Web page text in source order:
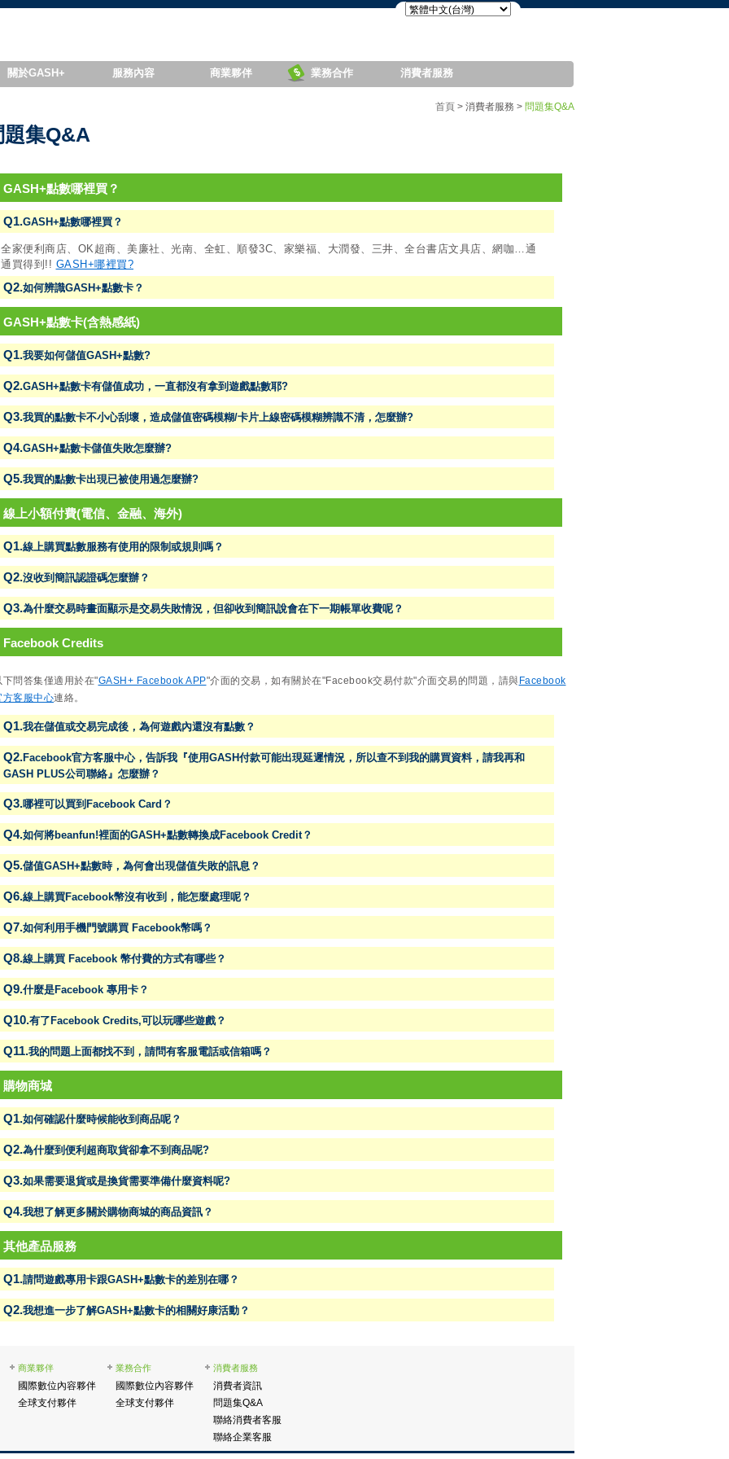
關於GASH+ 服務內容 商業夥伴 業務合作 消費者服務
首頁 > 消費者服務 > 問題集Q&A
題集Q&A
GASH+點數哪裡買？
Q1.GASH+點數哪裡買？
全家便利商店、OK超商、美廉社、光南、全虹、順發3C、家樂福、大潤發、三井、全台書店文具店、網咖…通
通買得到!! GASH+哪裡買?
Q2.如何辨識GASH+點數卡？
GASH+點數卡(含熱感紙)
Q1.我要如何儲值GASH+點數?
Q2.GASH+點數卡有儲值成功，一直都沒有拿到遊戲點數耶?
Q3.我買的點數卡不小心刮壞，造成儲值密碼模糊/卡片上線密碼模糊辨識不清，怎麼辦?
Q4.GASH+點數卡儲值失敗怎麼辦?
Q5.我買的點數卡出現已被使用過怎麼辦?
線上小額付費(電信、金融、海外)
Q1.線上購買點數服務有使用的限制或規則嗎？
Q2.沒收到簡訊認證碼怎麼辦？
Q3.為什麼交易時畫面顯示是交易失敗情況，但卻收到簡訊說會在下一期帳單收費呢？
Facebook Credits
下問答集僅適用於在"GASH+ Facebook APP"介面的交易，如有關於在"Facebook交易付款"介面交易的問題，請與 Facebook
方客服中心連絡。
Q1.我在儲值或交易完成後，為何遊戲內還沒有點數？
Q2.Facebook官方客服中心，告訴我『使用GASH付款可能出現延遲情況，所以查不到我的購買資料，請我再和
GASH PLUS公司聯絡』怎麼辦？
Q3.哪裡可以買到Facebook Card？
Q4.如何將beanfun!裡面的GASH+點數轉換成Facebook Credit？
Q5.儲值GASH+點數時，為何會出現儲值失敗的訊息？
Q6.線上購買Facebook幣沒有收到，能怎麼處理呢？
Q7.如何利用手機門號購買 Facebook幣嗎？
Q8.線上購買 Facebook 幣付費的方式有哪些？
Q9.什麼是Facebook 專用卡？
Q10.有了Facebook Credits,可以玩哪些遊戲？
Q11.我的問題上面都找不到，請問有客服電話或信箱嗎？
購物商城
Q1.如何確認什麼時候能收到商品呢？
Q2.為什麼到便利超商取貨卻拿不到商品呢?
Q3.如果需要退貨或是換貨需要準備什麼資料呢?
Q4.我想了解更多關於購物商城的商品資訊？
其他產品服務
Q1.請問遊戲專用卡跟GASH+點數卡的差別在哪？
Q2.我想進一步了解GASH+點數卡的相關好康活動？
商業夥伴
國際數位內容夥伴
全球支付夥伴
業務合作
國際數位內容夥伴
全球支付夥伴
消費者服務
消費者資訊
問題集Q&A
聯絡消費者客服
聯絡企業客服